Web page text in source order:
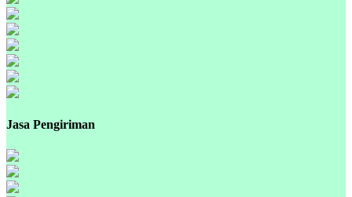
Jasa Pengiriman